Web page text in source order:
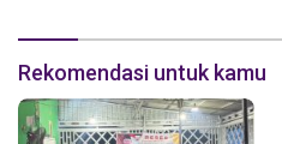
Rekomendasi untuk kamu